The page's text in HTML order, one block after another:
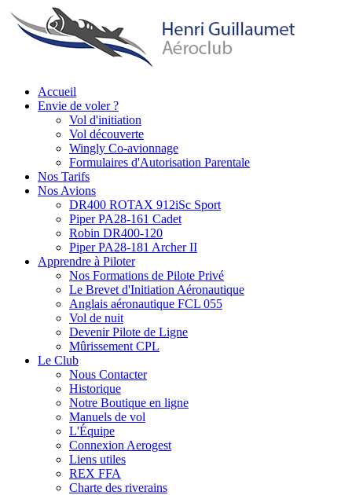
Aller
au
contenu
Main
navigation
Accueil
Envie de voler ?
Vol d'initiation
Vol découverte
Wingly Co-avionnage
Formulaires d'Autorisation Parentale
Nos Tarifs
Nos Avions
DR400 ROTAX 912iSc Sport
Piper PA28-161 Cadet
Robin DR400-120
Piper PA28-181 Archer II
Apprendre à Piloter
Nos Formations de Pilote Privé
Le Brevet d'Initiation Aéronautique
Anglais aéronautique FCL 055
Vol de nuit
Devenir Pilote de Ligne
Mûrissement CPL
Le Club
Nous Contacter
Historique
Notre Boutique en ligne
Manuels de vol
L'Équipe
Connexion Aerogest
Liens utiles
REX FFA
Charte des riverains